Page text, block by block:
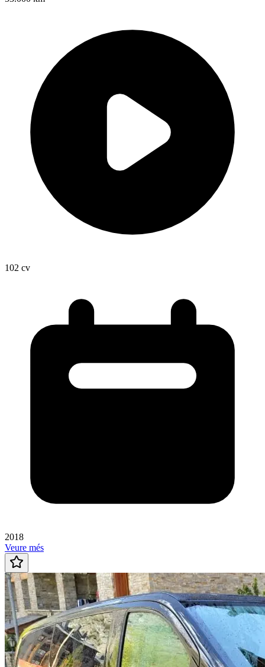
102 cv
2018
Veure més